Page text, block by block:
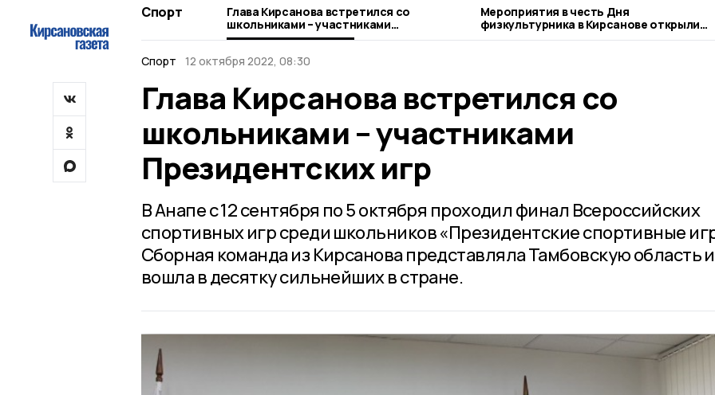
Спорт
Глава Кирсанова встретился со
школьниками – участниками
Президентских игр
Мероприятия в честь Дня
физкультурника в Кирсанове открыли
соревнования по пляжному волейболу
Спорт 12 октября 2022, 08:30
Глава Кирсанова встретился со
школьниками – участниками
Президентских игр
В Анапе с 12 сентября по 5 октября проходил финал Всероссийских
спортивных игр среди школьников «Президентские спортивные
Сборная команда из Кирсанова представляла Тамбовскую область и
вошла в десятку сильнейших в стране.